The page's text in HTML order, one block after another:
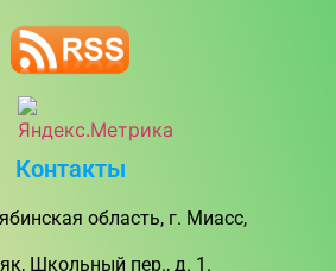
Контакты
область, г. Миасс,
Школьный пер., д. 1.